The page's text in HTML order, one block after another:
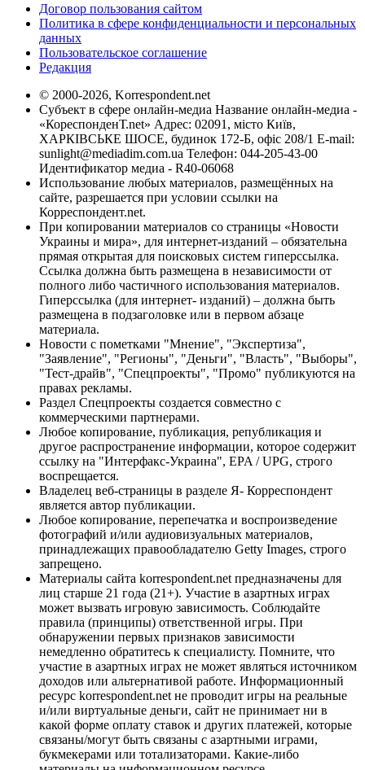
Договор пользования сайтом
Политика в сфере конфиденциальности и персональных
данных
Пользовательское соглашение
Редакция
© 2000-2026, Korrespondent.net
Субъект в сфере онлайн-медиа Название онлайн-медиа -
«КореспонденТ.net» Адрес: 02091, місто Київ,
ХАРКІВСЬКЕ ШОСЕ, будинок 172-Б, офіс 208/1 E-mail:
sunlight@mediadim.com.ua Телефон: 044-205-43-00
Идентификатор медиа - R40-06068
Использование любых материалов, размещённых на
сайте, разрешается при условии ссылки на
Корреспондент.net.
При копировании материалов со страницы «Новости
Украины и мира», для интернет-изданий – обязательна
прямая открытая для поисковых систем гиперссылка.
Ссылка должна быть размещена в независимости от
полного либо частичного использования материалов.
Гиперссылка (для интернет- изданий) – должна быть
размещена в подзаголовке или в первом абзаце
материала.
Новости с пометками "Мнение", "Экспертиза",
"Заявление", "Регионы", "Деньги", "Власть", "Выборы",
"Тест-драйв", "Спецпроекты", "Промо" публикуются на
правах рекламы.
Раздел Спецпроекты создается совместно с
коммерческими партнерами.
Любое копирование, публикация, републикация и
другое распространение информации, которое содержит
ссылку на "Интерфакс-Украина", EPA / UPG, строго
воспрещается.
Владелец веб-страницы в разделе Я- Корреспондент
является автор публикации.
Любое копирование, перепечатка и воспроизведение
фотографий и/или аудиовизуальных материалов,
принадлежащих правообладателю Getty Images, строго
запрещено.
Материалы сайта korrespondent.net предназначены для
лиц старше 21 года (21+). Участие в азартных играх
может вызвать игровую зависимость. Соблюдайте
правила (принципы) ответственной игры. При
обнаружении первых признаков зависимости
немедленно обратитесь к специалисту. Помните, что
участие в азартных играх не может являться источником
доходов или альтернативой работе. Информационный
ресурс korrespondent.net не проводит игры на реальные
и/или виртуальные деньги, сайт не принимает ни в
какой форме оплату ставок и других платежей, которые
связаны/могут быть связаны с азартными играми,
букмекерами или тотализаторами. Какие-либо